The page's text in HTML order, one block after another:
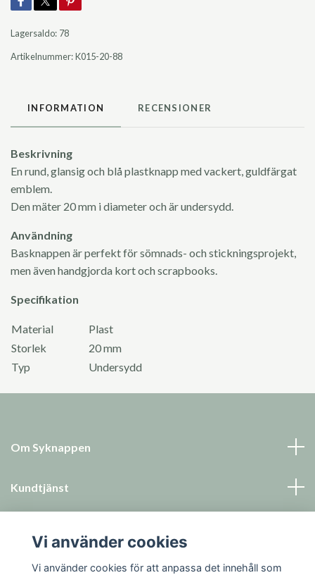
Lagersaldo: 78
Artikelnummer:K015-20-88
INFORMATION RECENSIONER
Beskrivning
En rund, glansig och blå plastknapp med vackert, guldfärgat
emblem.
Den mäter 20 mm i diameter och är undersydd.
Användning
Basknappen är perfekt för sömnads- och stickningsprojekt,
men även handgjorda kort och scrapbooks.
Specifikation
Material
Plast
Storlek
20 mm
Typ
Undersydd
Om Syknappen
Kundtjänst
Sociala medier
Vi använder cookies
Vi använder cookies för att anpassa det innehåll som